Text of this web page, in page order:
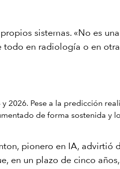
sistemas. «No es
en radiología o en
pionero en IA, advirtió
en un plazo de cinco